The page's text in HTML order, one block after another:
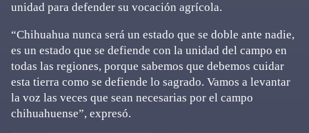
unidad para defender su vocación agrícola.
“Chihuahua nunca será un estado que se doble ante nadie,
es un estado que se defiende con la unidad del campo en
todas las regiones, porque sabemos que debemos cuidar
esta tierra como se defiende lo sagrado. Vamos a levantar
la voz las veces que sean necesarias por el campo
chihuahuense”, expresó.